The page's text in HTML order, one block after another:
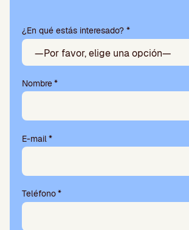
campo
vacío.
¿En qué estás interesado? *
Nombre*
E-mail *
Teléfono*